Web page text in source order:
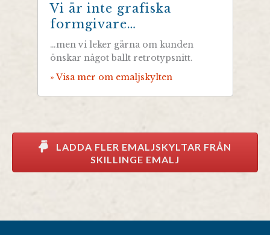
Vi är inte grafiska
formgivare…
…men vi leker gärna om kunden
önskar något ballt retrotypsnitt.
» Visa mer om emaljskylten
LADDA FLER EMALJSKYLTAR FRÅN
SKILLINGE EMALJ